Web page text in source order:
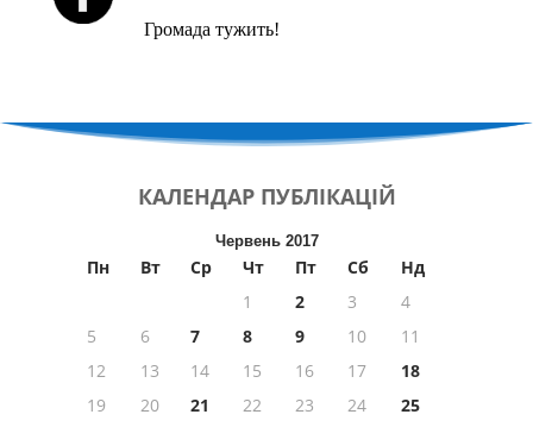
Громада тужить!
КАЛЕНДАР ПУБЛІКАЦІЙ
Червень 2017
Пн Вт Ср Чт Пт Сб
Нд
1
2 3
4
5
6 7 8 9 10
11
12
13 14 15 16 17
18
19
20 21 22 23 24
25